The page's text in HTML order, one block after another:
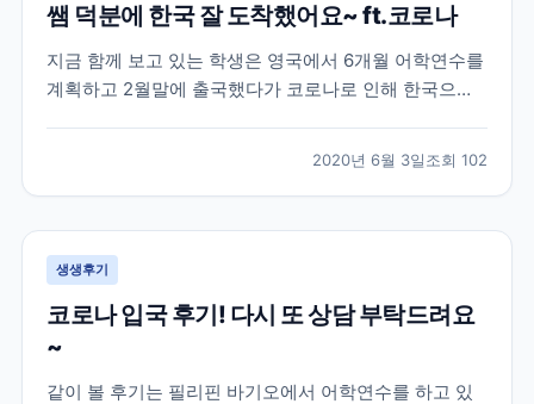
쌤 덕분에 한국 잘 도착했어요~ ft.코로나
지금 함께 보고 있는 학생은 영국에서 6개월 어학연수를
계획하고 2월말에 출국했다가 코로나로 인해 한국으로
으로 아무래도 시기가 시기인지라 돌아오는 항공편을 구
하기 어렵다보니 브레이크에듀 쌤에게 항공권에 대한 조
언과...
2020년 6월 3일조회 102
생생후기
코로나 입국 후기! 다시 또 상담 부탁드려요
~
같이 볼 후기는 필리핀 바기오에서 어학연수를 하고 있